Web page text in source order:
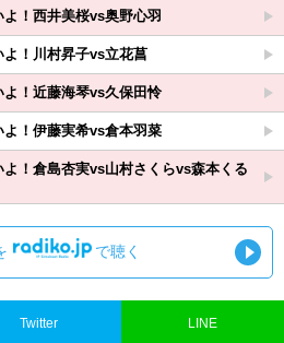
！西井美桜vs奥野心羽
！川村昇子vs立花菖
！近藤海琴vs久保田怜
！伊藤実希vs倉本羽菜
！倉島杏実vs山村さくらvs森本くる
で聴く
Twitter LINE